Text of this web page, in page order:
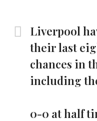
Liverpool
their last
chances in
including
0-0 at half